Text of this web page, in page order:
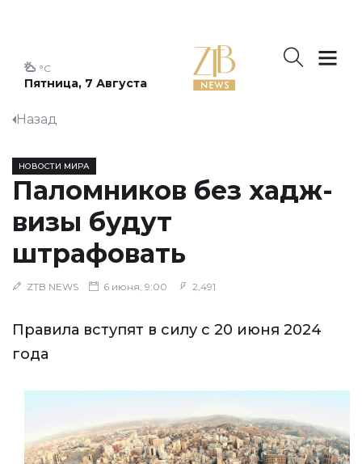
Пятница, 7 Августа
°C
Назад
НОВОСТИ МИРА
Паломников без хадж-
визы будут
штрафовать
ZTB NEWS 6 июня, 9:00 2,491
Правила вступят в силу с 20 июня 2024
года